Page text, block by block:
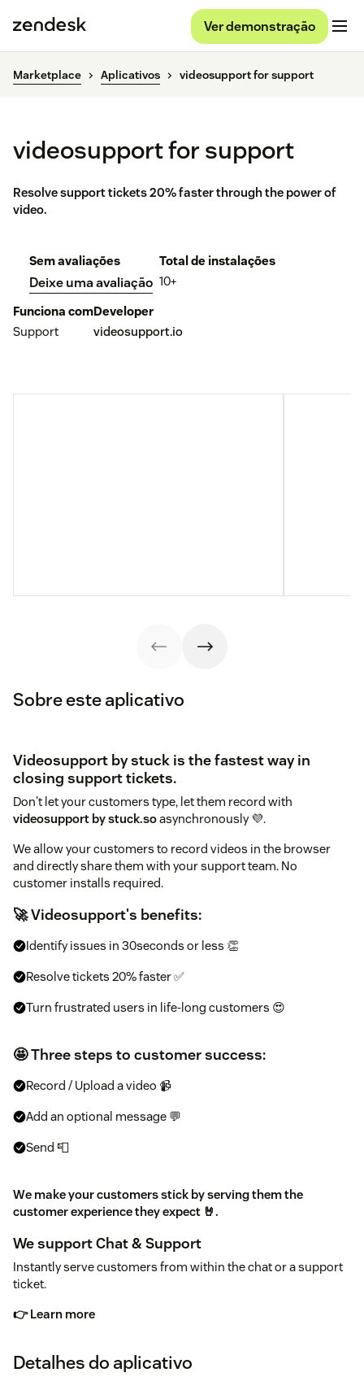
Ver demonstração
Marketplace Aplicativos videosupport for support
videosupport for support
Resolve support tickets 20% faster through the power of
video.
Sem avaliações
Deixe uma avaliação
Total de instalações
10+
Funciona com
Support
Developer
videosupport.io
Sobre este aplicativo
Videosupport by stuck is the fastest way in
closing support tickets.
Don't let your customers type, let them record with
videosupport by stuck.soasynchronously 💜.
We allow your customers to record videos in the browser
and directly share them with your support team. No
customer installs required.
🚀 Videosupport's benefits:
Identify issues in 30seconds or less 👏
Resolve tickets 20% faster ✅
Turn frustrated users in life-long customers 😍
🤩 Three steps to customer success:
Record / Upload a video 📹
Add an optional message 💬
Send 📮
We make your customers stick by serving them the
customer experience they expect 🤘.
We support Chat & Support
Instantly serve customers from within the chat or a support
ticket.
👉 Learn more
Detalhes do aplicativo